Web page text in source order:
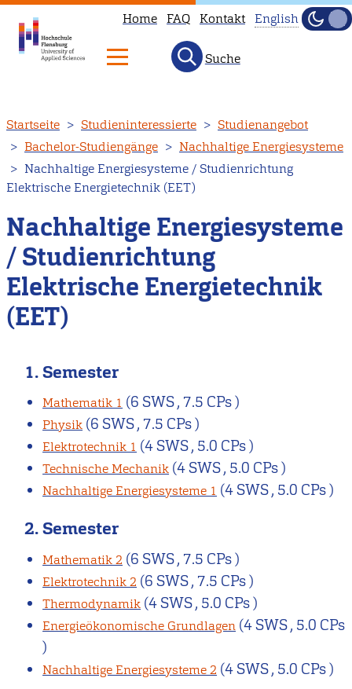
zum
Inhalt
Home FAQ Kontakt
not
available
in
Head
to
English
English
Hell
Suche
Startseite Studieninteressierte
Studienangebot
Bachelor-Studiengänge
Nachhaltige Energiesysteme
Nachhaltige Energiesysteme / Studienrichtung
Elektrische Energietechnik (EET)
Nachhaltige Energiesysteme
/ Studienrichtung
Elektrische Energietechnik
(EET)
1. Semester
Mathematik 1 (6 SWS , 7.5 CPs )
Physik (6 SWS , 7.5 CPs )
Elektrotechnik 1 (4 SWS , 5.0 CPs )
Technische Mechanik (4 SWS , 5.0 CPs )
Nachhaltige Energiesysteme 1 (4 SWS , 5.0 CPs )
2. Semester
Mathematik 2 (6 SWS , 7.5 CPs )
Elektrotechnik 2 (6 SWS , 7.5 CPs )
Thermodynamik (4 SWS , 5.0 CPs )
Energieökonomische Grundlagen (4 SWS , 5.0 CPs
)
Nachhaltige Energiesysteme 2 (4 SWS , 5.0 CPs )